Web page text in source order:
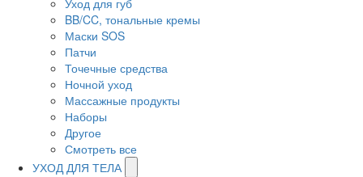
Уход для губ
BB/CC, тональные кремы
Маски SOS
Патчи
Точечные средства
Ночной уход
Массажные продукты
Наборы
Другое
Смотреть все
УХОД ДЛЯ ТЕЛА